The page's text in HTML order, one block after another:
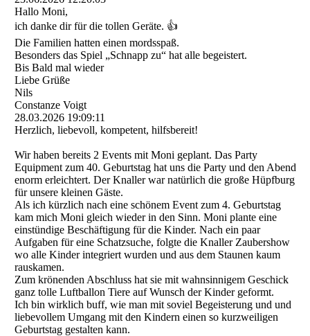
Hallo Moni,
ich danke dir für die tollen Geräte. 👍
Die Familien hatten einen mordsspaß.
Besonders das Spiel „Schnapp zu“ hat alle begeistert.
Bis Bald mal wieder
Liebe Grüße
Nils
Constanze Voigt
28.03.2026 19:09:11
Herzlich, liebevoll, kompetent, hilfsbereit!
Wir haben bereits 2 Events mit Moni geplant. Das Party
Equipment zum 40. Geburtstag hat uns die Party und den Abend
enorm erleichtert. Der Knaller war natürlich die große Hüpfburg
für unsere kleinen Gäste.
Als ich kürzlich nach eine schönem Event zum 4. Geburtstag
kam mich Moni gleich wieder in den Sinn. Moni plante eine
einstündige Beschäftigung für die Kinder. Nach ein paar
Aufgaben für eine Schatzsuche, folgte die Knaller Zaubershow
wo alle Kinder integriert wurden und aus dem Staunen kaum
rauskamen.
Zum krönenden Abschluss hat sie mit wahnsinnigem Geschick
ganz tolle Luftballon Tiere auf Wunsch der Kinder geformt.
Ich bin wirklich buff, wie man mit soviel Begeisterung und und
liebevollem Umgang mit den Kindern einen so kurzweiligen
Geburtstag gestalten kann.